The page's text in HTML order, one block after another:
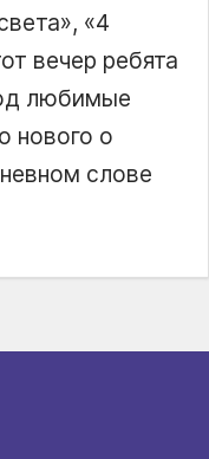
«4
вечер ребята
любимые
нового о
слове